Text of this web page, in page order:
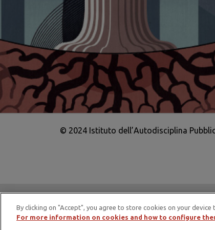
© 2024 Istituto dell’Autodisciplina
IAP è membro di EASA –
By clicking on "Accept", you agree to store cookies on your
For more information on cookies and how to configure